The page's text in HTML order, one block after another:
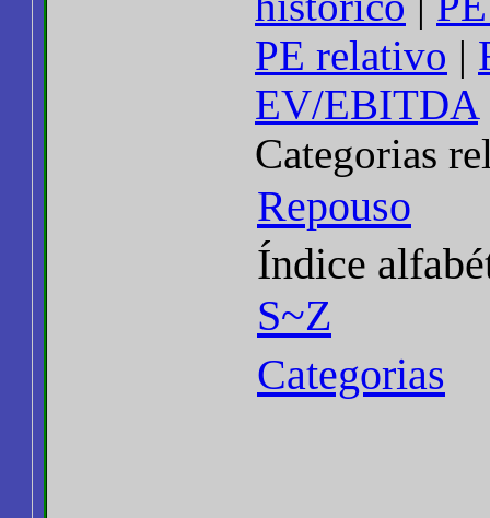
PE relativo |
EV/EBITDA
Categorias
Repouso
Índice
S~Z
Categorias